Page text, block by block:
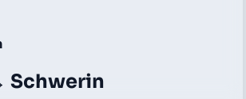
Schwerin